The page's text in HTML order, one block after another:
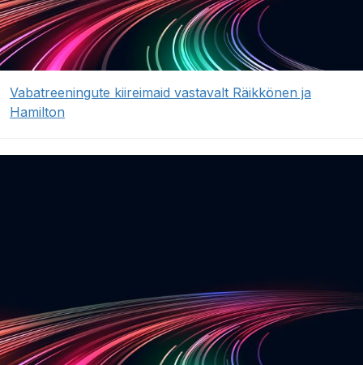
Vabatreeningute kiireimaid vastavalt Räikkönen ja
Hamilton